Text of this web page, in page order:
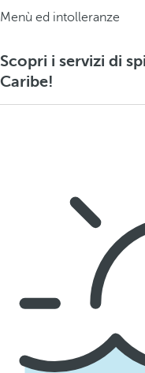
Menù ed intolleranze
Scopri i servizi di
Caribe!